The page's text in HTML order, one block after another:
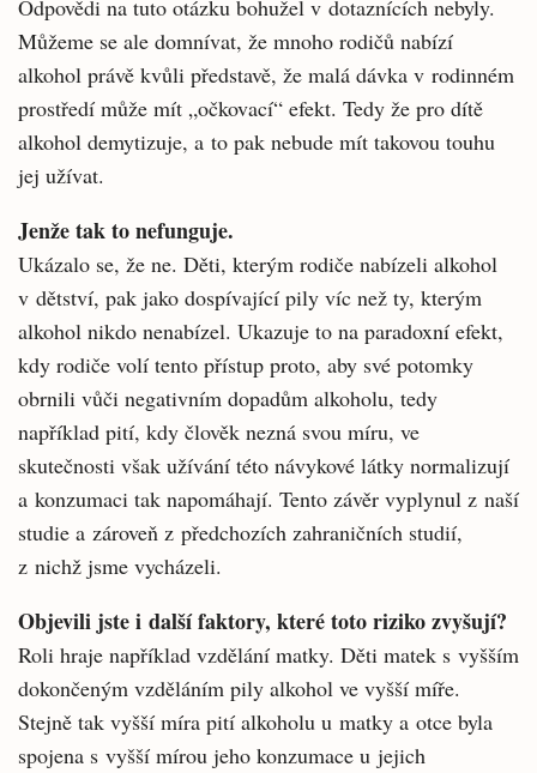
Odpovědi na tuto otázku bohužel v dotaznících nebyly.
Můžeme se ale domnívat, že mnoho rodičů nabízí
alkohol právě kvůli představě, že malá dávka v rodinném
prostředí může mít „očkovací“ efekt. Tedy že pro dítě
alkohol demytizuje, a to pak nebude mít takovou touhu
jej užívat.
Jenže tak to nefunguje.
Ukázalo se, že ne. Děti, kterým rodiče nabízeli alkohol
v dětství, pak jako dospívající pily víc než ty, kterým
alkohol nikdo nenabízel. Ukazuje to na paradoxní efekt,
kdy rodiče volí tento přístup proto, aby své potomky
obrnili vůči negativním dopadům alkoholu, tedy
například pití, kdy člověk nezná svou míru, ve
skutečnosti však užívání této návykové látky normalizují
a konzumaci tak napomáhají. Tento závěr vyplynul z naší
studie a zároveň z předchozích zahraničních studií,
z nichž jsme vycházeli.
Objevili jste i další faktory, které toto riziko zvyšují?
Roli hraje například vzdělání matky. Děti matek s vyšším
dokončeným vzděláním pily alkohol ve vyšší míře.
Stejně tak vyšší míra pití alkoholu u matky a otce byla
spojena s vyšší mírou jeho konzumace u jejich